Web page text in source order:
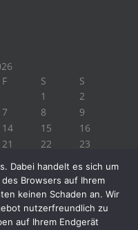
F S
S
1
2
7 8
9
14 15
16
21 22
23
Dabei handelt es sich um
Browsers auf Ihrem
keinen Schaden an. Wir
nutzerfreundlich zu
auf Ihrem Endgerät